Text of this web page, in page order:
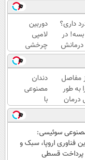
داری؟
در
درمانش
دوربین
لامپی
چرخشی
360
درجه
فقط
امروز
حراج
شد🔥
پرداخت
درب
منزل
مفاصل
به طور
درمان
دندان
مصنوعی
با
تکنولوژی
دیجیتال
سوئیسی
🇨🇭
سوئیسی:
فناوری اروپا، سبک و
پرداخت قسطی